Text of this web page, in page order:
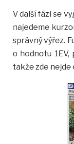
V další fázi se
najedeme
správný výřez.
o hodnotu
takže zde nejde